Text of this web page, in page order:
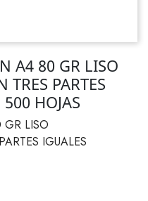
A4 80 GR LISO
TRES PARTES
HOJAS
GR LISO
IGUALES